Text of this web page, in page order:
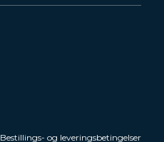
Bestillings- og leveringsbetingelser